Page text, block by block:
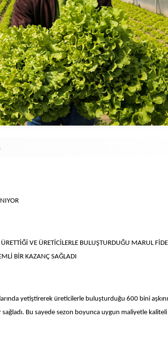
VE ÜRETİCİLERLE BULUŞTURDUĞU MARUL
BİR KAZANÇ SAĞLADI
yetiştirerek üreticilerle buluşturduğu 600 bini
sağladı. Bu sayede sezon boyunca uygun maliyetle